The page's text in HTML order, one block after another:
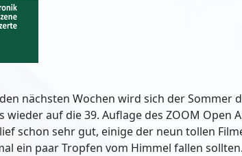
nächsten Wochen wird sich der Sommer
auf die 39. Auflage des ZOOM Open
schon sehr gut, einige der neun tollen
ein paar Tropfen vom Himmel fallen